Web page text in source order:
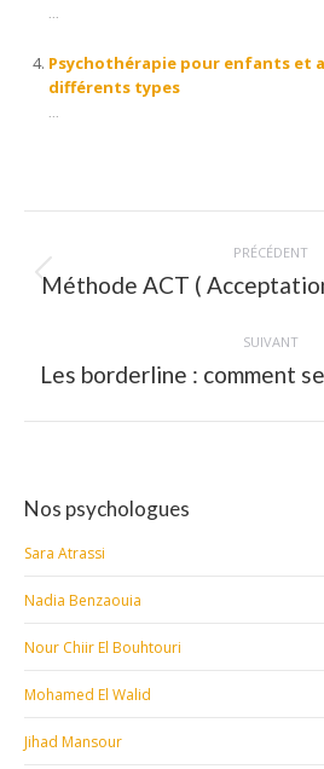
...
Psychothérapie pour enfants et
différents types
...
article
PRÉCÉDENT
Article
Méthode ACT (
SUIVANT
Article
:
Les borderline : comment
Nos psychologues
Sara Atrassi
Nadia Benzaouia
Nour Chiir El Bouhtouri
Mohamed El Walid
Jihad Mansour